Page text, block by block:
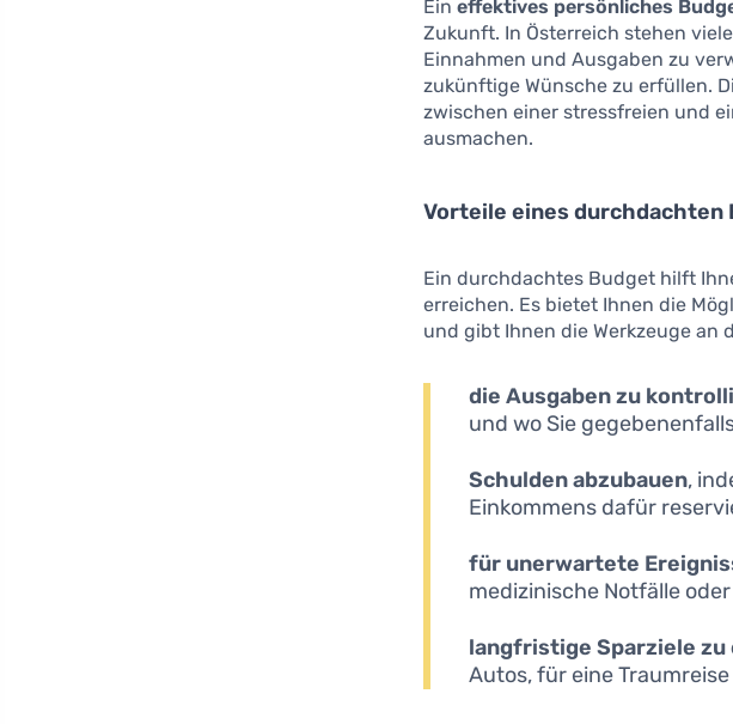
Eineffektives persönliches
Zukunft. In Österreich stehen
Einnahmen und Ausgaben zu
zukünftige Wünsche zu erfüllen.
zwischen einer stressfreien und
ausmachen.
Vorteile eines durchdachten
Ein durchdachtes Budget hilft
erreichen. Es bietet Ihnen die
und gibt Ihnen die Werkzeuge an
die Ausgaben zu
und wo Sie
Schulden abzubauen,
Einkommens dafür
für unerwartete
medizinische Notfälle
langfristige Sparziele
Autos, für eine